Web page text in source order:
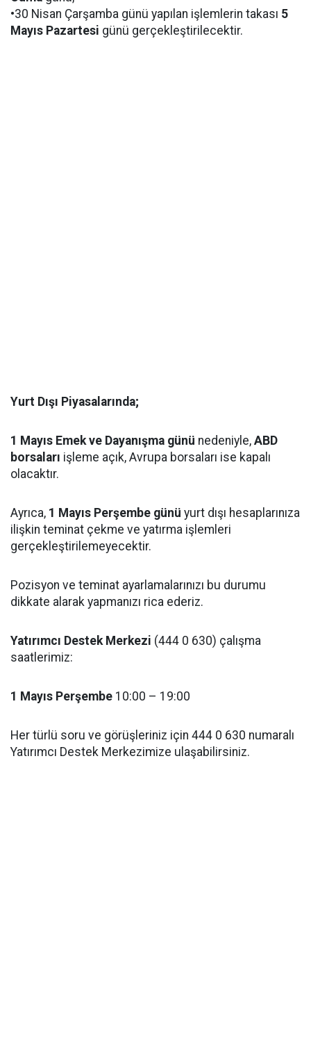
•30 Nisan Çarşamba günü yapılan işlemlerin takası 5
Mayıs Pazartesi günü gerçekleştirilecektir.
Yurt Dışı Piyasalarında;
1 Mayıs Emek ve Dayanışma günü nedeniyle, ABD
borsaları işleme açık, Avrupa borsaları ise kapalı
olacaktır.
Ayrıca, 1 Mayıs Perşembe günü yurt dışı hesaplarınıza
ilişkin teminat çekme ve yatırma işlemleri
gerçekleştirilemeyecektir.
Pozisyon ve teminat ayarlamalarınızı bu durumu
dikkate alarak yapmanızı rica ederiz.
Yatırımcı Destek Merkezi (444 0 630) çalışma
saatlerimiz:
1 Mayıs Perşembe 10:00 – 19:00
Her türlü soru ve görüşleriniz için 444 0 630 numaralı
Yatırımcı Destek Merkezimize ulaşabilirsiniz.